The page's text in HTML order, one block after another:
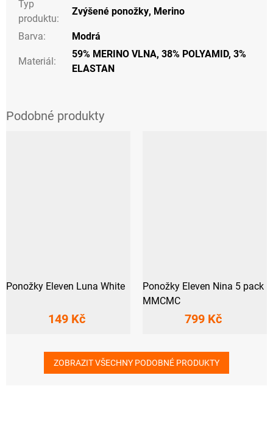
Typ
produktu:
Zvýšené ponožky, Merino
Barva: Modrá
Materiál:
59% MERINO VLNA, 38% POLYAMID, 3%
ELASTAN
Ponožky Eleven Luna White
149 Kč
Ponožky Eleven Nina 5 pack
MMCMC
799 Kč
ZOBRAZIT VŠECHNY PODOBNÉ PRODUKTY